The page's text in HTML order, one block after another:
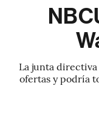
La junta directiva
ofertas y podría